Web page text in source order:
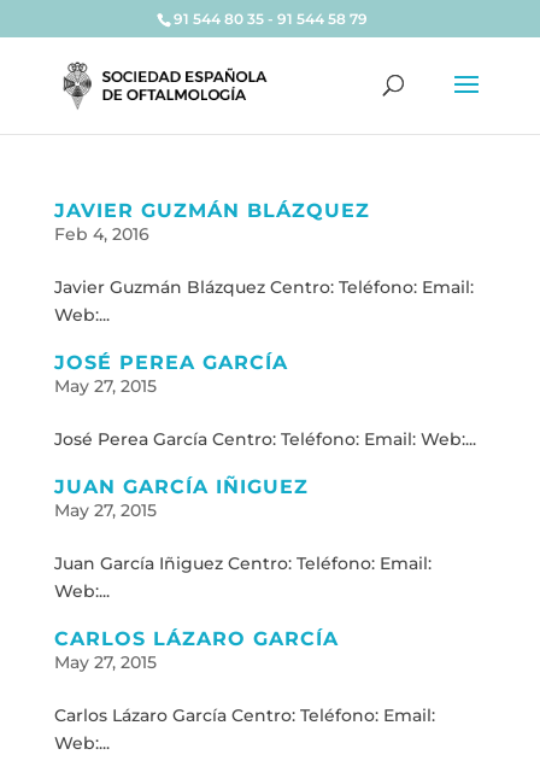
91 544 80 35 - 91 544 58 79
JAVIER GUZMÁN BLÁZQUEZ
Feb 4, 2016
Javier Guzmán Blázquez Centro: Teléfono: Email:
Web:...
JOSÉ PEREA GARCÍA
May 27, 2015
José Perea García Centro: Teléfono: Email: Web:...
JUAN GARCÍA IÑIGUEZ
May 27, 2015
Juan García Iñiguez Centro: Teléfono: Email:
Web:...
CARLOS LÁZARO GARCÍA
May 27, 2015
Carlos Lázaro García Centro: Teléfono: Email:
Web:...